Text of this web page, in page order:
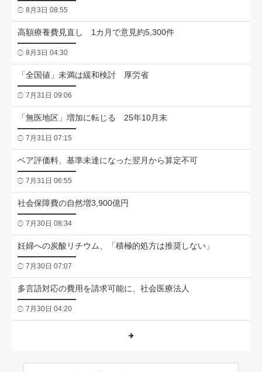
8月3日 08:55
高額療養費見直し 1カ月で意見約5,300件
8月3日 04:30
「全国値」未満は緩和検討 厚労省
7月31日 09:06
「無医地区」増加に転じる 25年10月末
7月31日 07:15
ベア評価料、基準未達になった翌月から算定不可
7月31日 06:55
社会保障費の自然増3,900億円
7月30日 08:34
妊婦への炭酸リチウム、「積極的処方は推奨しない」
7月30日 07:07
多言語対応の費用を請求可能に、社会医療法人
7月30日 04:20